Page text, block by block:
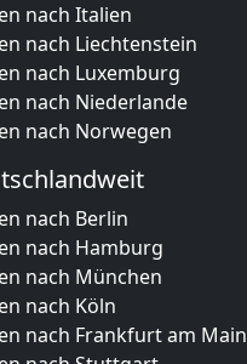
nach Italien
nach Liechtenstein
nach Luxemburg
nach Niederlande
nach Norwegen
nach Berlin
nach Hamburg
nach München
nach Köln
nach Frankfurt am Main